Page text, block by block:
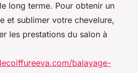
long terme. Pour obtenir un
et sublimer votre chevelure,
les prestations du salon à
balayage-